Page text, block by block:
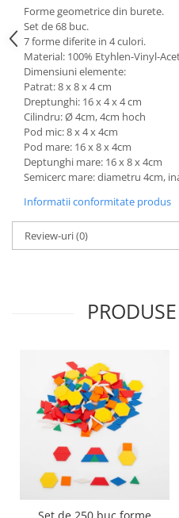
Module din burete
Motricitate fina
Motricitate grosiera
Recunoasterea formelor
Saltele
Trasee de motricitate
Wellness
Diverse jucarii educative
Apa si nisip
Dezvoltarea limbajului
Figurine
Mobilier gradinita
Educatie inovativa
Dezvoltare timpurie
Experimente
Forme
Joc imaginativ
Jucării interactive
Lumina
Lumini si culori
Magnetism
Forme geometrice din burete.
Set de 68 buc.
7 forme diferite in 4 culori.
Material: 100% Etyhlen-Vinyl-
Dimensiuni elemente:
Patrat: 8 x 8 x 4 cm
Dreptunghi: 16 x 4 x 4 cm
Cilindru: Ø 4cm, 4cm hoch
Pod mic: 8 x 4 x 4cm
Pod mare: 16 x 8 x 4cm
Deptunghi mare: 16 x 8 x 4cm
Semicerc mare: diametru 4cm,
Informatii conformitate produs
Review-uri(0)
Set de 250 buc forme